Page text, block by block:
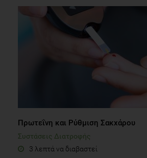
Πρωτεΐνη και Ρύθμιση Σακχάρου
Συστάσεις Διατροφής
3 λεπτά να διαβαστεί